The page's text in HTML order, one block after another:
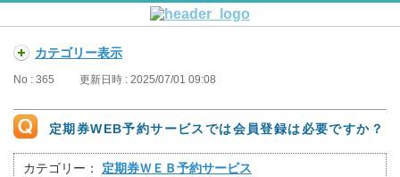
カテゴリー表示
No : 365 更新日時 : 2025/07/01 09:08
定期券WEB予約サービスでは会員登録は必要ですか？
カテゴリー： 定期券ＷＥＢ予約サービス